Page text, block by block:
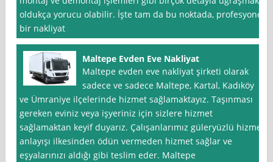
oldukça yorucu olabilir. İşte tam da bu noktada, profesyonel
bir nakliyat
Maltepe Evden Eve Nakliyat
Maltepe evden eve nakliyat şirketi olarak
sadece ve sadece Maltepe, Kartal, Kadıköy
ve Ümraniye ilçelerinde hizmet sağlamaktayız. Taşınması
gereken eviniz veya işyeriniz için sizlere hizmet
sağlamaktan keyif duyarız. Çalışanlarımız güleryüzlü hizmet
anlayışı ilkesinden ödün vermeden hizmet sağlar ve
eşyalarınızı aldığı gibi teslim eder. Maltepe